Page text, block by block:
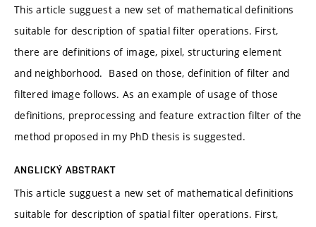
This article sugguest a new set of mathematical definitions
suitable for description of spatial filter operations. First,
there are definitions of image, pixel, structuring element
and neighborhood. Based on those, definition of filter and
filtered image follows. As an example of usage of those
definitions, preprocessing and feature extraction filter of the
method proposed in my PhD thesis is suggested.
ANGLICKÝ ABSTRAKT
This article sugguest a new set of mathematical definitions
suitable for description of spatial filter operations. First,